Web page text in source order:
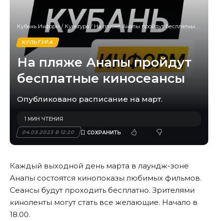
Кубань Информ/ Культура / На пляже Анапы пройдут бесплатные киносеансы
КУЛЬТУРА
На пляже Анапы пройдут
бесплатные киносеансы
Опубликовано расписание на март.
04.03.2023 В 12:20
1 МИН ЧТЕНИЯ
Каждый выходной день марта в лаундж-зоне
Анапы состоятся кинопоказы любимых фильмов.
Сеансы будут проходить бесплатно. Зрителями
киноленты могут стать все желающие. Начало в
18.00.